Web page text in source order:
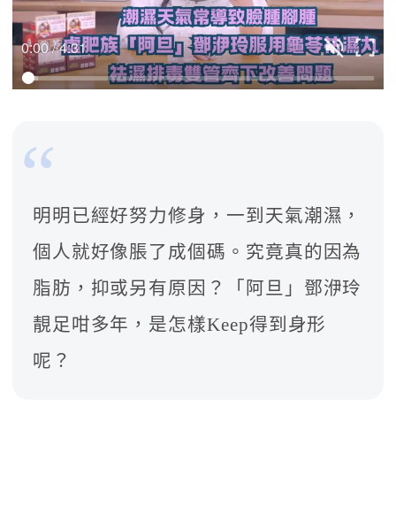
0:00 / 4:31
明明已經好努力修身，一到天氣潮濕，
個人就好像脹了成個碼。究竟真的因為
脂肪，抑或另有原因？「阿旦」鄧洢玲
靚足咁多年，是怎樣Keep得到身形
呢？